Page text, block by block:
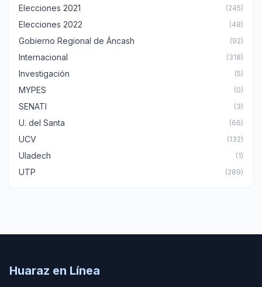
Elecciones 2021 (245)
Elecciones 2022 (48)
Gobierno Regional de Áncash (92)
Internacional (318)
Investigación (5)
MYPES (0)
SENATI (3)
U. del Santa (66)
UCV (132)
Uladech (1)
UTP (289)
Huaraz en Línea